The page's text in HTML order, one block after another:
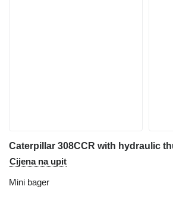
Caterpillar 308CCR with hydraulic
Cijena na upit
Mini bager